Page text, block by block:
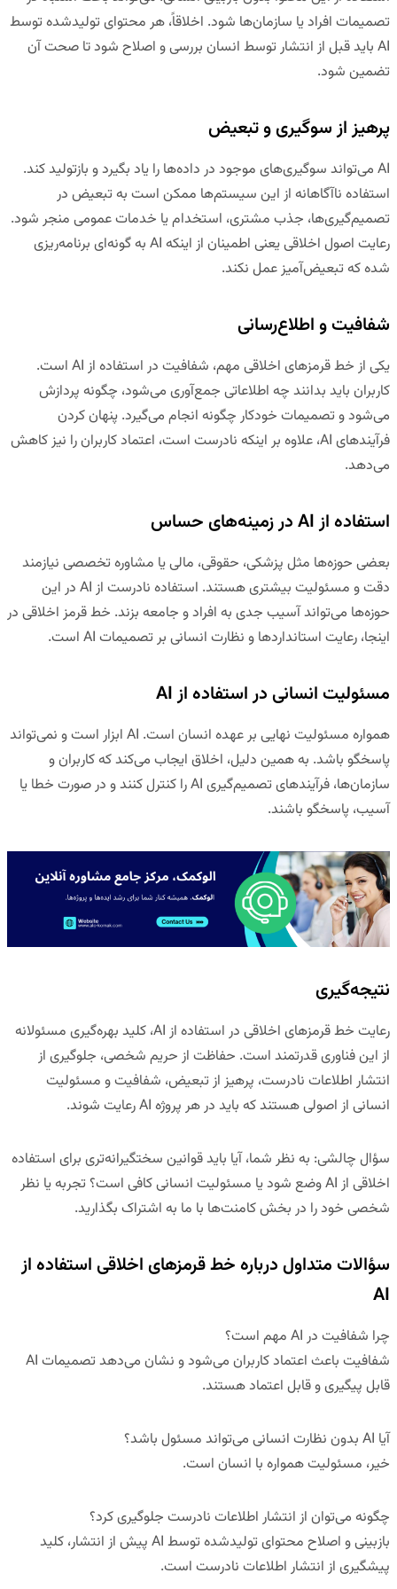
تصمیمات افراد یا سازمان‌ها شود. اخلاقاً، هر محتوای تولیدشده توسط
AI باید قبل از انتشار توسط انسان بررسی و اصلاح شود تا صحت آن
تضمین شود.
پرهیز از سوگیری و تبعیض
AI می‌تواند سوگیری‌های موجود در داده‌ها را یاد بگیرد و بازتولید کند.
استفاده ناآگاهانه از این سیستم‌ها ممکن است به تبعیض در
تصمیم‌گیری‌ها، جذب مشتری، استخدام یا خدمات عمومی منجر شود.
رعایت اصول اخلاقی یعنی اطمینان از اینکه AI به گونه‌ای برنامه‌ریزی
شده که تبعیض‌آمیز عمل نکند.
شفافیت و اطلاع‌رسانی
یکی از خط قرمزهای اخلاقی مهم، شفافیت در استفاده از
است.
کاربران باید بدانند چه اطلاعاتی جمع‌آوری می‌شود، چگونه پردازش
می‌شود و تصمیمات خودکار چگونه انجام می‌گیرد. پنهان کردن
فرآیندهای AI، علاوه بر اینکه نادرست است، اعتماد کاربران را نیز کاهش
می‌دهد.
استفاده از AI در زمینه‌های حساس
بعضی حوزه‌ها مثل پزشکی، حقوقی، مالی یا مشاوره تخصصی نیازمند
دقت و مسئولیت بیشتری هستند. استفاده نادرست از AI در این
حوزه‌ها می‌تواند آسیب جدی به افراد و جامعه بزند. خط قرمز اخلاقی در
اینجا، رعایت استانداردها و نظارت انسانی بر تصمیمات AI است.
مسئولیت انسانی در استفاده از AI
همواره مسئولیت نهایی بر عهده انسان
است. AI ابزار است و نمی‌تواند
پاسخگو باشد. به همین دلیل، اخلاق ایجاب می‌کند که کاربران و
سازمان‌ها، فرآیندهای تصمیم‌گیری AI را کنترل کنند و در صورت خطا یا
آسیب، پاسخگو باشند.
نتیجه‌گیری
رعایت خط قرمزهای اخلاقی در استفاده از AI، کلید بهره‌گیری مسئولانه
از این فناوری قدرتمند است. حفاظت از حریم شخصی، جلوگیری از
انتشار اطلاعات نادرست، پرهیز از تبعیض، شفافیت و مسئولیت
انسانی از اصولی هستند که باید در هر پروژه AI رعایت شوند.
سؤال چالشی: به نظر شما، آیا باید قوانین سختگیرانه‌تری برای استفاده
اخلاقی از AI وضع شود یا مسئولیت انسانی کافی است؟ تجربه یا نظر
شخصی خود را در بخش کامنت‌ها با ما به اشتراک بگذارید.
سؤالات متداول درباره خط قرمزهای اخلاقی استفاده از
AI
چرا شفافیت در
مهم است؟
شفافیت باعث اعتماد کاربران می‌شود و نشان می‌دهد تصمیمات AI
قابل پیگیری و قابل اعتماد هستند.
آیا
بدون نظارت انسانی می‌تواند مسئول باشد؟
خیر، مسئولیت همواره با انسان است.
چگونه می‌توان از انتشار اطلاعات نادرست جلوگیری کرد؟
بازبینی و اصلاح محتوای تولیدشده توسط AI پیش از انتشار، کلید
پیشگیری از انتشار اطلاعات نادرست است.